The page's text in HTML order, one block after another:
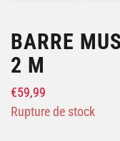
BARRE
2 M
€59,99
Rupture de stock